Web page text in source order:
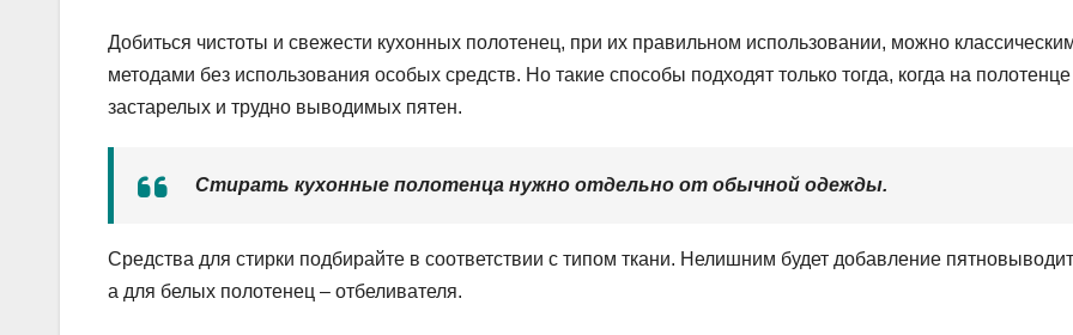
Добиться чистоты и свежести кухонных полотенец, при их правильном использовании, можно
методами без использования особых средств. Но такие способы подходят только тогда, когда на полотенце
застарелых и трудно выводимых пятен.
Стирать кухонные полотенца нужно отдельно от обычной одежды.
Средства для стирки подбирайте в соответствии с типом ткани. Нелишним будет добавление
а для белых полотенец – отбеливателя.